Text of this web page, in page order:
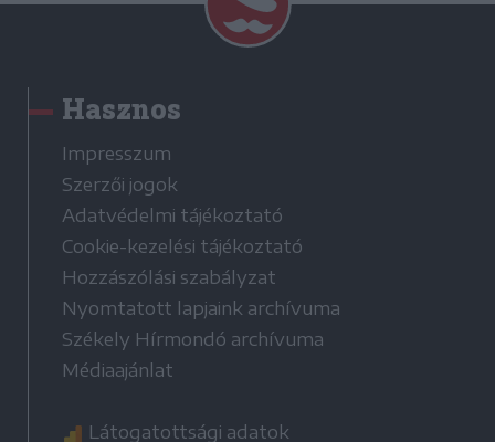
Hasznos
Impresszum
Szerzői jogok
Adatvédelmi tájékoztató
Cookie-kezelési tájékoztató
Hozzászólási szabályzat
Nyomtatott lapjaink archívuma
Székely Hírmondó archívuma
Médiaajánlat
Látogatottsági adatok